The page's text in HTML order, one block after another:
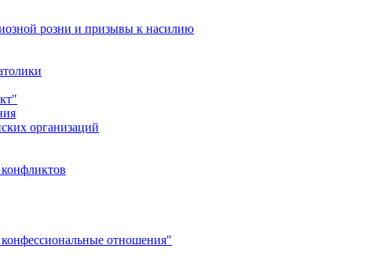
розни и призывы к насилию
организаций
отношения"